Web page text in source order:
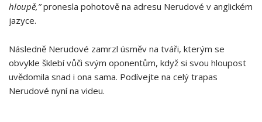
hloupě,”pronesla pohotově na adresu Nerudové v anglickém
jazyce.
Následně Nerudové zamrzl úsměv na tváři, kterým se
obvykle šklebí vůči svým oponentům, když si svou hloupost
uvědomila snad i ona sama. Podívejte na celý trapas
Nerudové nyní na videu.